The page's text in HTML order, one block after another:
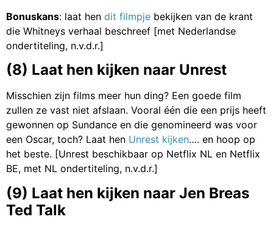
Bonuskans: laat hen dit filmpje bekijken van de krant
die Whitneys verhaal beschreef [met Nederlandse
ondertiteling, n.v.d.r.]
(8) Laat hen kijken naar Unrest
Misschien zijn films meer hun ding? Een goede film
zullen ze vast niet afslaan. Vooral één die een prijs heeft
gewonnen op Sundance en die genomineerd was voor
een Oscar, toch? Laat hen Unrest kijken…. en hoop op
het beste. [Unrest beschikbaar op Netflix NL en Netflix
BE, met NL ondertiteling, n.v.d.r.]
(9) Laat hen kijken naar Jen Breas
Ted Talk